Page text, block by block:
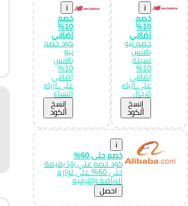
i
خصم
10%
إضافي
خصم نيو
بالانس
نسبته
10%
إضافي
على ازياء
الرجال
إِنسخ
الكود
i
خصم
10%
إضافي
كود خصم
نيو
بالانس
10%
إضافي
على ازياء
النساء
إِنسخ
الكود
i
خصم حتى 60%
كود خصم علي بابا بقيمة
حتى 60% على لوازم
الرياضة والترفيه
احصل